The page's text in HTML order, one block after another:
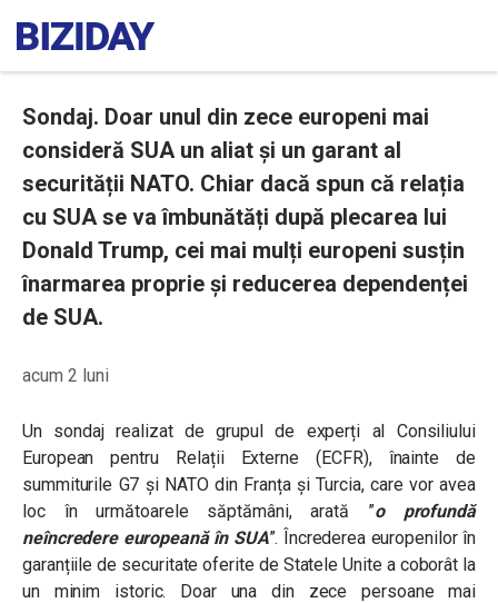
Sondaj. Doar unul din zece europeni mai
consideră SUA un aliat și un garant al
securității NATO. Chiar dacă spun că relația
cu SUA se va îmbunătăți după plecarea lui
Donald Trump, cei mai mulți europeni susțin
înarmarea proprie și reducerea dependenței
de SUA.
acum 2 luni
Un sondaj realizat de grupul de experți al Consiliului
European pentru Relații Externe (ECFR), înainte de
summiturile G7 și NATO din Franța și Turcia, care vor avea
loc în următoarele săptămâni, arată ”o profundă
neîncredere europeană în SUA”. Încrederea europenilor în
garanțiile de securitate oferite de Statele Unite a coborât la
un minim istoric. Doar una din zece persoane mai